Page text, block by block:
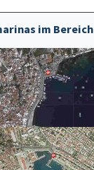
im Bereich